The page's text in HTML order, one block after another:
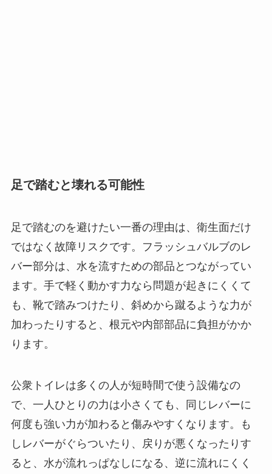
足で踏むと壊れる可能性
足で踏むのを避けたい一番の理由は、衛生面だけ
ではなく故障リスクです。フラッシュバルブのレ
バー部分は、水を流すための部品とつながってい
ます。手で軽く動かす力なら問題が起きにくくて
も、靴で踏みつけたり、斜めから蹴るような力が
加わったりすると、根元や内部部品に負担がかか
ります。
公衆トイレは多くの人が短時間で使う設備なの
で、一人ひとりの力は小さくても、同じレバーに
何度も強い力が加わると傷みやすくなります。も
しレバーがぐらついたり、戻りが悪くなったりす
ると、水が流れっぱなしになる、逆に流れにくく